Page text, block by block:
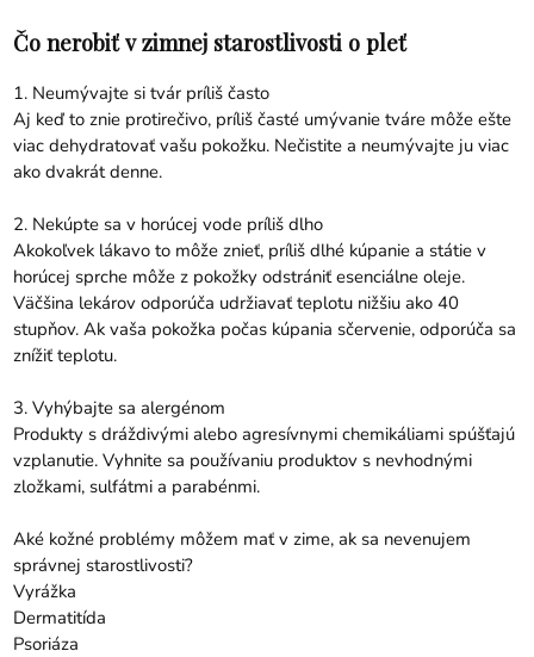
Čo nerobiť v zimnej starostlivosti o pleť
1. Neumývajte si tvár príliš často
Aj keď to znie protirečivo, príliš časté umývanie tváre môže ešte
viac dehydratovať vašu pokožku. Nečistite a neumývajte ju viac
ako dvakrát denne.
2. Nekúpte sa v horúcej vode príliš dlho
Akokoľvek lákavo to môže znieť, príliš dlhé kúpanie a státie v
horúcej sprche môže z pokožky odstrániť esenciálne oleje.
Väčšina lekárov odporúča udržiavať teplotu nižšiu ako 40
stupňov. Ak vaša pokožka počas kúpania sčervenie, odporúča sa
znížiť teplotu.
3. Vyhýbajte sa alergénom
Produkty s dráždivými alebo agresívnymi chemikáliami spúšťajú
vzplanutie. Vyhnite sa používaniu produktov s nevhodnými
zložkami, sulfátmi a parabénmi.
Aké kožné problémy môžem mať v zime, ak sa nevenujem
správnej starostlivosti?
Vyrážka
Dermatitída
Psoriáza